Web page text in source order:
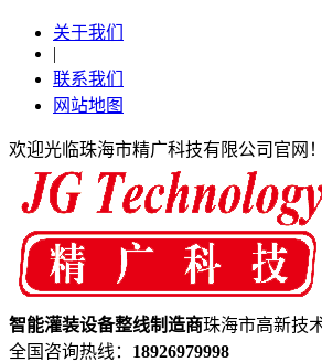
关于我们
|
联系我们
网站地图
欢迎光临珠海市精广科技有限公司官网！
智能灌装设备整线制造商珠海市高新技
全国咨询热线： 18926979998